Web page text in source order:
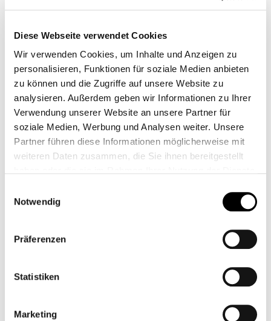
Diese Webseite verwendet Cookies
Wir verwenden Cookies, um Inhalte und Anzeigen zu
personalisieren, Funktionen für soziale Medien anbieten
zu können und die Zugriffe auf unsere Website zu
analysieren. Außerdem geben wir Informationen zu Ihrer
Verwendung unserer Website an unsere Partner für
soziale Medien, Werbung und Analysen weiter. Unsere
Partner führen diese Informationen möglicherweise mit
weiteren Daten zusammen, die Sie ihnen bereitgestellt
Notwendig
Präferenzen
Statistiken
Marketing
Réservoir de liquide de frein Rizoma NEXT AVEC ABE.
Fabriqué en aluminium billette de très haute qualité avec un
insert en…Plus
Convient pour
Questions sur l'article